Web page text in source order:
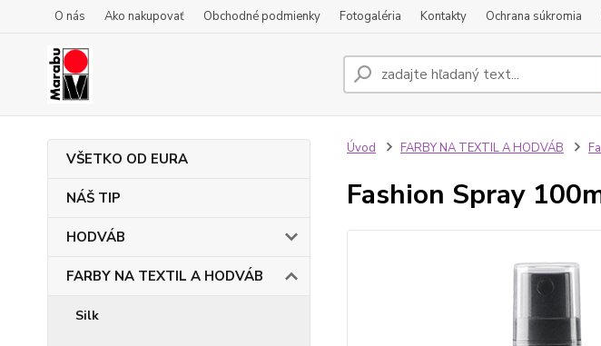
O nás Ako nakupovať Obchodné podmienky Fotogaléria Kontakty Ochrana súkromia
VŠETKO OD EURA
NÁŠ TIP
HODVÁB
FARBY NA TEXTIL A HODVÁB
Silk
Úvod FARBY NA TEXTIL A HODVÁB
Fashion Spray